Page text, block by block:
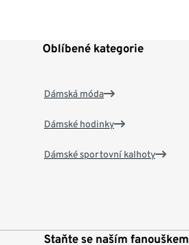
Oblíbené kategorie
Dámská móda
Dámské hodinky
Dámské sportovní kalhoty
Staňte se naším fanouškem